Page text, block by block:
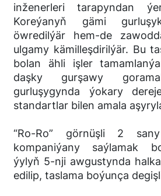
inženerleri tarapyndan
Koreýanyň gämi
öwredilýär hem-de
ulgamy kämilleşdirilýär. Bu
bolan ähli işler
daşky gurşawy
gurluşygynda ýokary
standartlar bilen amala
“Ro-Ro” görnüşli 2
kompaniýany saýlamak
ýylyň 5-nji awgustynda
edilip, taslama boýunça